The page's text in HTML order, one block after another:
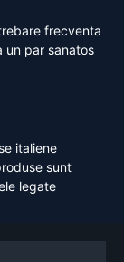
frecventa
un par sanatos
italiene
sunt
legate